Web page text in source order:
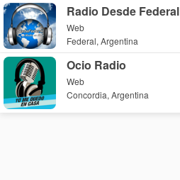
Radio Desde Federal
Web
Federal, Argentina
Ocio Radio
Web
Concordia, Argentina